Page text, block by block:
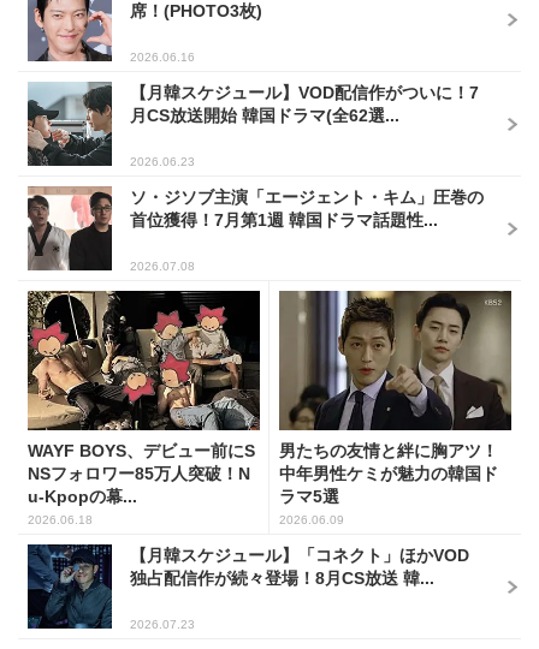
席！(PHOTO3枚)
2026.06.16
【月韓スケジュール】VOD配信作がついに！7
月CS放送開始 韓国ドラマ(全62選...
2026.06.23
ソ・ジソブ主演「エージェント・キム」圧巻の
首位獲得！7月第1週 韓国ドラマ話題性...
2026.07.08
WAYF BOYS、デビュー前にS
NSフォロワー85万人突破！N
u-Kpopの幕...
2026.06.18
男たちの友情と絆に胸アツ！
中年男性ケミが魅力の韓国ド
ラマ5選
2026.06.09
【月韓スケジュール】「コネクト」ほかVOD
独占配信作が続々登場！8月CS放送 韓...
2026.07.23